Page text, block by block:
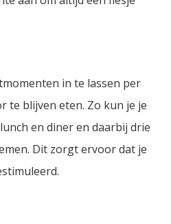
in te lassen per
te blijven eten. Zo kun je je
en diner en daarbij drie
Dit zorgt ervoor dat je